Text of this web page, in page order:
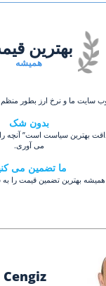
همیشه
بهترین
سایت ما و نرخ ارز بطور
بدون شک
بهترین سیاست است”
می آوری.
ما تضمین می
همیشه بهترین تضمین قیمت را به